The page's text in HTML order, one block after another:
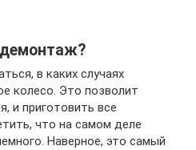
демонтаж?
в каких случаях
колесо. Это позволит
и приготовить все
что на самом деле
Наверное, это самый